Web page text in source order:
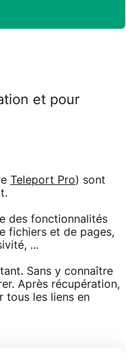
et pour
Teleport Pro) sont
des fonctionnalités
fichiers et de pages,
...
Sans y connaître
Après récupération,
tous les liens en